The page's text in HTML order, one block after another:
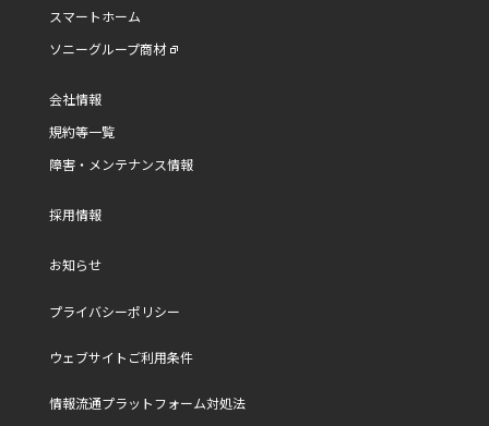
という経営の方向性のもと、「人」を軸に多様な事
業を展開し、この多様性を強みとした持続的な価値
創造と長期視点での企業価値の向上を目指していま
は、お客様、ファン、アーティスト、ビジネスパート
重し、ライフサイクル全般を通じた公正な取扱いと
安全管理を実施する環境を構築・提供していくこと
スマートホーム
ソニーグループ商材
会社情報
規約等一覧
障害・メンテナンス情報
採用情報
お知らせ
プライバシーポリシー
ウェブサイトご利用条件
情報流通プラットフォーム対処法